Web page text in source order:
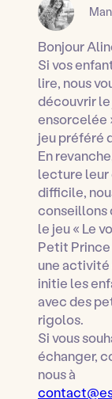
Bonjour
Si vos
lire, nous
découvrir le
ensorcelée
jeu préféré
En
lecture leur
difficile,
conseillons
le jeu « Le
Petit Prince
une
initie les
avec des
rigolos.
Si vous
échanger,
nous à